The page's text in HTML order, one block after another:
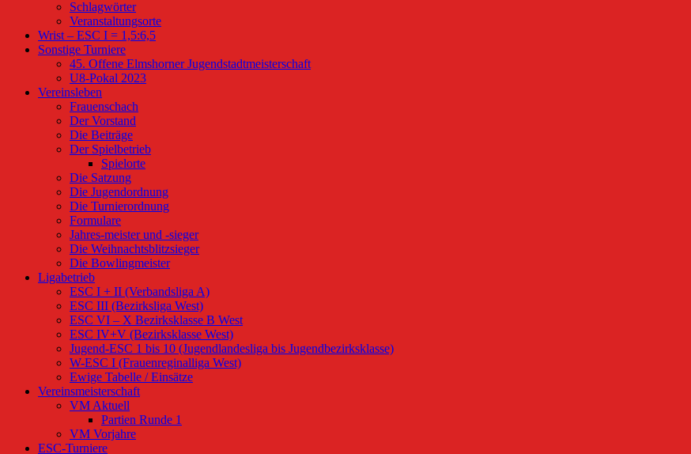
Schlagwörter
Veranstaltungsorte
Wrist – ESC I = 1,5:6,5
Sonstige Turniere
45. Offene Elmshorner Jugendstadtmeisterschaft
U8-Pokal 2023
Vereinsleben
Frauenschach
Der Vorstand
Die Beiträge
Der Spielbetrieb
Spielorte
Die Satzung
Die Jugendordnung
Die Turnierordnung
Formulare
Jahres-meister und -sieger
Die Weihnachtsblitzsieger
Die Bowlingmeister
Ligabetrieb
ESC I + II (Verbandsliga A)
ESC III (Bezirksliga West)
ESC VI – X Bezirksklasse B West
ESC IV+V (Bezirksklasse West)
Jugend-ESC 1 bis 10 (Jugendlandesliga bis Jugendbezirksklasse)
W-ESC I (Frauenreginalliga West)
Ewige Tabelle / Einsätze
Vereinsmeisterschaft
VM Aktuell
Partien Runde 1
VM Vorjahre
ESC-Turniere